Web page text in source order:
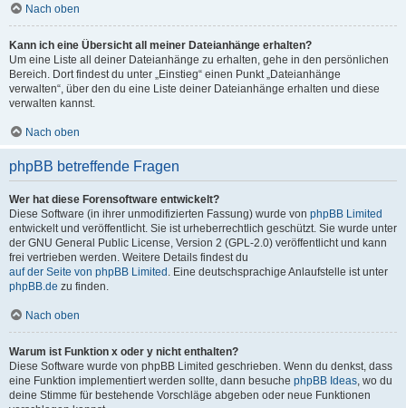
Nach oben
Kann ich eine Übersicht all meiner Dateianhänge erhalten?
Um eine Liste all deiner Dateianhänge zu erhalten, gehe in den persönlichen
Bereich. Dort findest du unter „Einstieg“ einen Punkt „Dateianhänge
verwalten“, über den du eine Liste deiner Dateianhänge erhalten und diese
verwalten kannst.
Nach oben
phpBB betreffende Fragen
Wer hat diese Forensoftware entwickelt?
Diese Software (in ihrer unmodifizierten Fassung) wurde von phpBB Limited
entwickelt und veröffentlicht. Sie ist urheberrechtlich geschützt. Sie wurde unter
der GNU General Public License, Version 2 (GPL-2.0) veröffentlicht und kann
frei vertrieben werden. Weitere Details findest du
auf der Seite von phpBB Limited . Eine deutschsprachige Anlaufstelle ist unter
phpBB.de zu finden.
Nach oben
Warum ist Funktion x oder y nicht enthalten?
Diese Software wurde von phpBB Limited geschrieben. Wenn du denkst, dass
eine Funktion implementiert werden sollte, dann besuche phpBB Ideas, wo du
deine Stimme für bestehende Vorschläge abgeben oder neue Funktionen